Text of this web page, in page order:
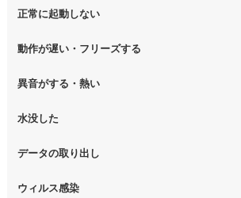
【ノートパソコン】液晶ディスプレイ交換
【ノートパソコン】マザーボード修理
【macbook】画面の割れ・破損
かしい、チラつく等)
【macbook】症状が選択肢にない、よく分からな
正常に起動しない
【macbook】電源ボタンを押しても反応が無い
動作が遅い・フリーズする
異音がする・熱い
【macbook】パソコンから異音がする
水没した
【macbook】水没してパソコンが動かない
データの取り出し
【macbook】起動しないパソコンのデータを復旧
ウィルス感染